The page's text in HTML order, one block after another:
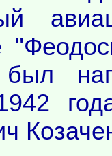
был